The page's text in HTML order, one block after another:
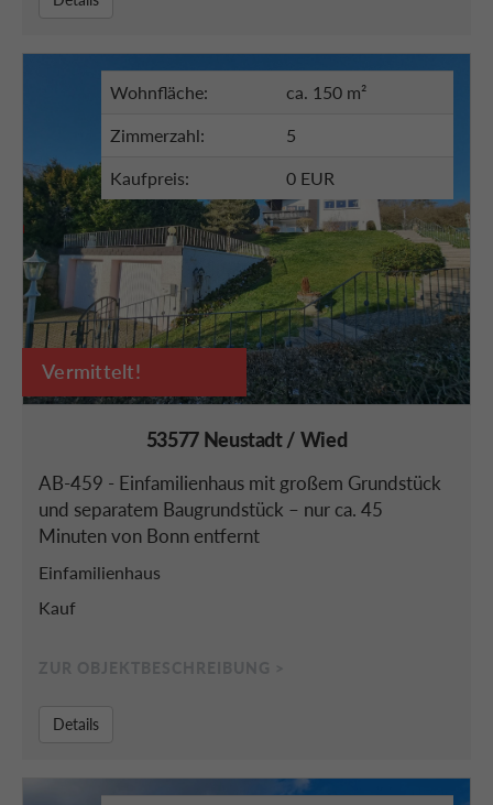
Vermittelt!
Wohnfläche: ca. 150 m²
Zimmerzahl: 5
Kaufpreis: 0 EUR
53577 Neustadt / Wied
AB-459 - Einfamilienhaus mit großem Grundstück
und separatem Baugrundstück – nur ca. 45
Minuten von Bonn entfernt
Einfamilienhaus
Kauf
Details